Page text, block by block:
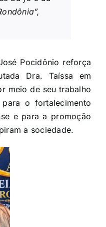
Pocidônio reforça
Dra. Taíssa em
meio de seu trabalho
o fortalecimento
e para a promoção
a sociedade.